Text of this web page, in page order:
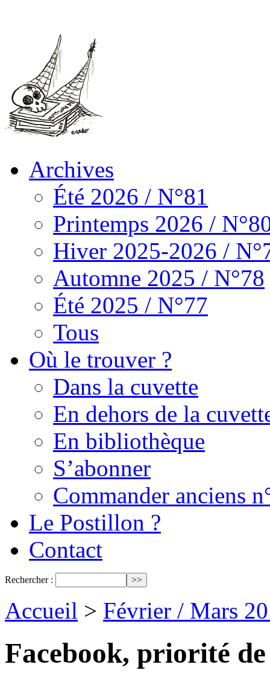
Archives
Été 2026 / N°81
Printemps 2026 /
Hiver 2025-2026 /
Automne 2025 / N°78
Été 2025 / N°77
Tous
Où le trouver ?
Dans la cuvette
En dehors de la
En bibliothèque
S’abonner
Commander anciens
Le Postillon ?
Contact
Rechercher :
Accueil > Février / Mars
Facebook, priorité